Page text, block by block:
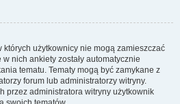
których użytkownicy nie mogą zamieszczać
nich ankiety zostały automatycznie
tematu. Tematy mogą być zamykane z
forum lub administratorzy witryny.
przez administratora witryny użytkownik